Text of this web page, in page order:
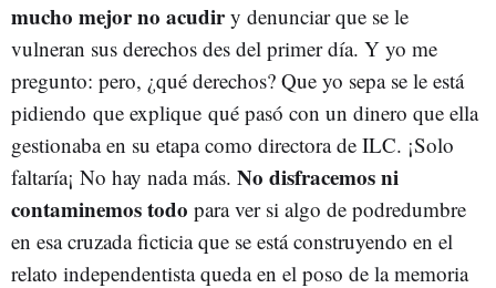
mucho mejor no acudiry denunciar que se le
vulneran sus derechos des del primer día. Y yo me
pregunto: pero, ¿qué derechos? Que yo sepa se le está
pidiendo que explique qué pasó con un dinero que ella
gestionaba en su etapa como directora de ILC. ¡Solo
faltaría¡ No hay nada más. No disfracemos ni
contaminemos todo para ver si algo de podredumbre
en esa cruzada ficticia que se está construyendo en el
relato independentista queda en el poso de la memoria